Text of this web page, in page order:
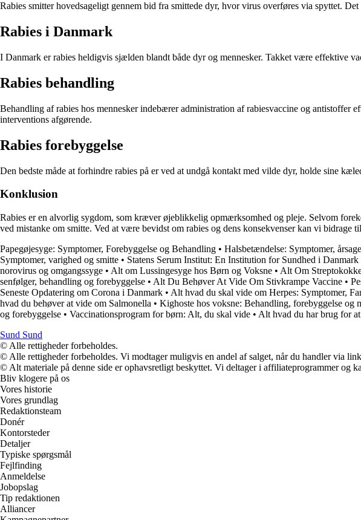
Rabies smitter hovedsageligt gennem bid fra smittede dyr, hvor virus overføres via spyttet.
Rabies i Danmark
I Danmark er rabies heldigvis sjælden blandt både dyr og mennesker. Takket være effektive
Rabies behandling
Behandling af rabies hos mennesker indebærer administration af rabiesvaccine og
interventions afgørende.
Rabies forebyggelse
Den bedste måde at forhindre rabies på er ved at undgå kontakt med vilde dyr, holde sine
Konklusion
Rabies er en alvorlig sygdom, som kræver øjeblikkelig opmærksomhed og pleje. Selvom
ved mistanke om smitte. Ved at være bevidst om rabies og dens konsekvenser kan vi bidrage
Papegøjesyge: Symptomer, Forebyggelse og Behandling • Halsbetændelse: Symptomer,
Symptomer, varighed og smitte • Statens Serum Institut: En Institution for Sundhed i Danmark
norovirus og omgangssyge • Alt om Lussingesyge hos Børn og Voksne • Alt Om
senfølger, behandling og forebyggelse • Alt Du Behøver At Vide Om Stivkrampe Vaccine •
Seneste Opdatering om Corona i Danmark • Alt hvad du skal vide om Herpes: Symptomer,
hvad du behøver at vide om Salmonella • Kighoste hos voksne: Behandling, forebyggelse og
og forebyggelse • Vaccinationsprogram for børn: Alt, du skal vide • Alt hvad du har brug for
Sund Sund
© Alle rettigheder forbeholdes.
© Alle rettigheder forbeholdes. Vi modtager muligvis en andel af salget, når du handler via
© Alt materiale på denne side er ophavsretligt beskyttet. Vi deltager i affiliateprogrammer og
Bliv klogere på os
Vores historie
Vores grundlag
Redaktionsteam
Donér
Kontorsteder
Detaljer
Typiske spørgsmål
Fejlfinding
Anmeldelse
Jobopslag
Tip redaktionen
Alliancer